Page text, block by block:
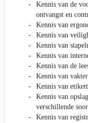
Kennis van de
ontvangst en
Kennis van
Kennis van
Kennis van
Kennis van
Kennis van de
Kennis van
Kennis van
Kennis van
verschillende
Kennis van